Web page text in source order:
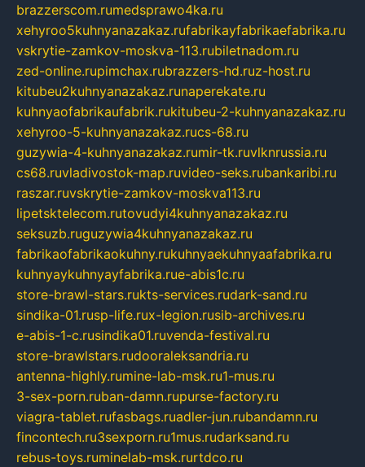
brazzerscom.rumedsprawo4ka.ru
xehyroo5kuhnyanazakaz.rufabrikayfabrikaefabrika.ru
vskrytie-zamkov-moskva-113.rubiletnadom.ru
zed-online.rupimchax.rubrazzers-hd.ruz-host.ru
kitubeu2kuhnyanazakaz.runaperekate.ru
kuhnyaofabrikaufabrik.rukitubeu-2-kuhnyanazakaz.ru
xehyroo-5-kuhnyanazakaz.rucs-68.ru
guzywia-4-kuhnyanazakaz.rumir-tk.ruvlknrussia.ru
cs68.ruvladivostok-map.ruvideo-seks.rubankaribi.ru
raszar.ruvskrytie-zamkov-moskva113.ru
lipetsktelecom.rutovudyi4kuhnyanazakaz.ru
seksuzb.ruguzywia4kuhnyanazakaz.ru
fabrikaofabrikaokuhny.rukuhnyaekuhnyaafabrika.ru
kuhnyaykuhnyayfabrika.rue-abis1c.ru
store-brawl-stars.rukts-services.rudark-sand.ru
sindika-01.rusp-life.rux-legion.rusib-archives.ru
e-abis-1-c.rusindika01.ruvenda-festival.ru
store-brawlstars.rudooraleksandria.ru
antenna-highly.rumine-lab-msk.ru1-mus.ru
3-sex-porn.ruban-damn.rupurse-factory.ru
viagra-tablet.rufasbags.ruadler-jun.rubandamn.ru
fincontech.ru3sexporn.ru1mus.rudarksand.ru
rebus-toys.ruminelab-msk.rurtdco.ru